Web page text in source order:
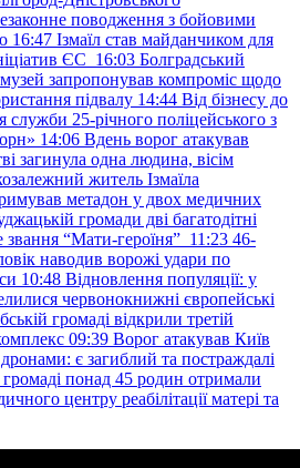
поводження з бойовими
16:47 Ізмаїл став майданчиком для
ЄС 16:03 Болградський
запропонував компроміс щодо
підвалу 14:44 Від бізнесу до
служби 25-річного поліцейського з
14:06 Вдень ворог атакував
загинула одна людина, вісім
житель Ізмаїла
метадон у двох медичних
громади дві багатодітні
звання “Мати-героїня” 11:23 46-
наводив ворожі удари по
10:48 Відновлення популяції: у
червонокнижні європейські
громаді відкрили третій
09:39 Ворог атакував Київ
є загиблий та постраждалі
понад 45 родин отримали
центру реабілітації матері та